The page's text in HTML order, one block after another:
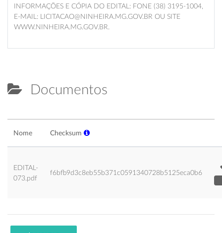
INFORMAÇÕES E CÓPIA DO EDITAL: FONE (38) 3195-1004,
E-MAIL: LICITACAO@NINHEIRA.MG.GOV.BR OU SITE
WWW.NINHEIRA.MG.GOV.BR.
Documentos
Nome Checksum
EDITAL-
073.pdf
f6bfb9d3c8eb55b371c0591340728b5125eca0b6